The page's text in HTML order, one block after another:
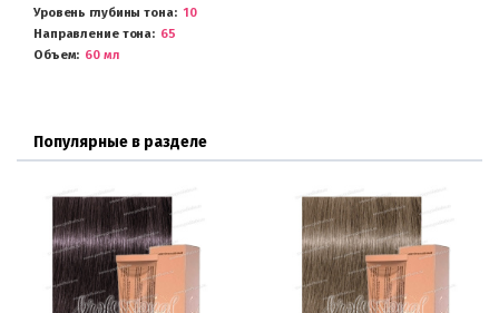
Уровень глубины тона
10
Направление тона
65
Объем
60 мл
Популярные в разделе